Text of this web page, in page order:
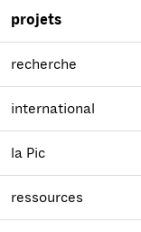
projets
recherche
international
la Pic
ressources